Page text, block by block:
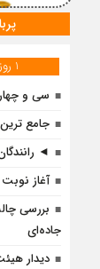
1 روز
سی و
جامع
◄
آغاز
بررسی
جاده‌ای
دیدار